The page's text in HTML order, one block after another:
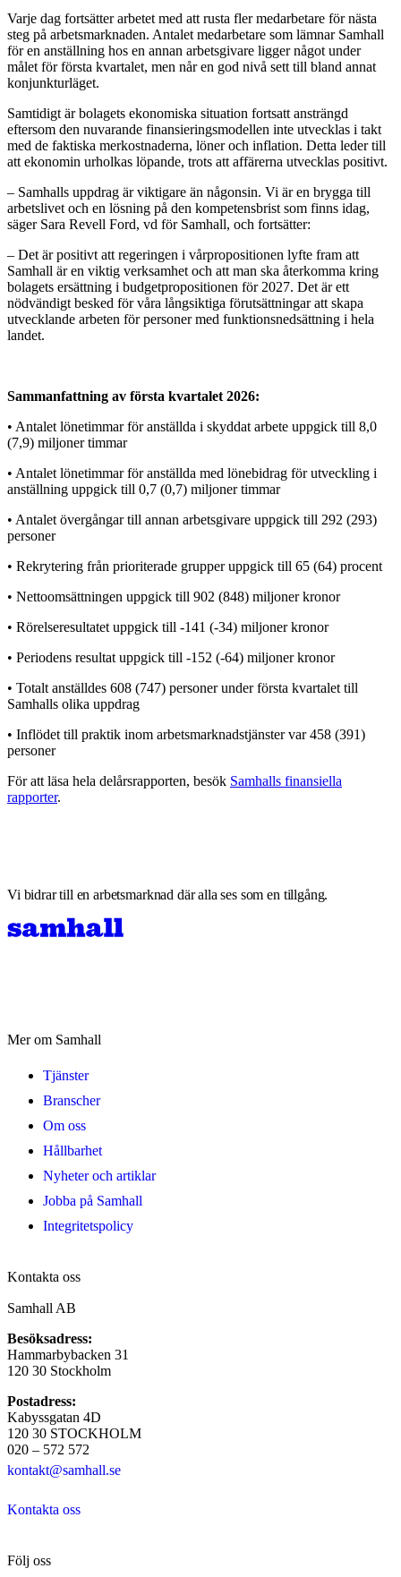
Varje dag fortsätter arbetet med att rusta fler medarbetare för nästa
steg på arbetsmarknaden. Antalet medarbetare som lämnar Samhall
för en anställning hos en annan arbetsgivare ligger något under
målet för första kvartalet, men når en god nivå sett till bland annat
konjunkturläget.
Samtidigt är bolagets ekonomiska situation fortsatt ansträngd
eftersom den nuvarande finansieringsmodellen inte utvecklas i takt
med de faktiska merkostnaderna, löner och inflation. Detta leder till
att ekonomin urholkas löpande, trots att affärerna utvecklas positivt.
– Samhalls uppdrag är viktigare än någonsin. Vi är en brygga till
arbetslivet och en lösning på den kompetensbrist som finns idag,
säger Sara Revell Ford, vd för Samhall, och fortsätter:
– Det är positivt att regeringen i vårpropositionen lyfte fram att
Samhall är en viktig verksamhet och att man ska återkomma kring
bolagets ersättning i budgetpropositionen för 2027. Det är ett
nödvändigt besked för våra långsiktiga förutsättningar att skapa
utvecklande arbeten för personer med funktionsnedsättning i hela
landet.
Sammanfattning av första kvartalet 2026:
• Antalet lönetimmar för anställda i skyddat arbete uppgick till 8,0
(7,9) miljoner timmar
• Antalet lönetimmar för anställda med lönebidrag för utveckling i
anställning uppgick till 0,7 (0,7) miljoner timmar
• Antalet övergångar till annan arbetsgivare uppgick till 292 (293)
personer
• Rekrytering från prioriterade grupper uppgick till 65 (64) procent
• Nettoomsättningen uppgick till 902 (848) miljoner kronor
• Rörelseresultatet uppgick till -141 (-34) miljoner kronor
• Periodens resultat uppgick till -152 (-64) miljoner kronor
• Totalt anställdes 608 (747) personer under första kvartalet till
Samhalls olika uppdrag
• Inflödet till praktik inom arbetsmarknadstjänster var 458 (391)
personer
För att läsa hela delårsrapporten, besök Samhalls finansiella
rapporter.
Vi bidrar till en arbetsmarknad där alla ses som en tillgång.
Mer om Samhall
Tjänster
Branscher
Om oss
Hållbarhet
Nyheter och artiklar
Jobba på Samhall
Integritetspolicy
Kontakta oss
Samhall AB
Besöksadress:
Hammarbybacken 31
120 30 Stockholm
Postadress:
Kabyssgatan 4D
120 30 STOCKHOLM
020 – 572 572
kontakt@samhall.se
Kontakta oss
Följ oss